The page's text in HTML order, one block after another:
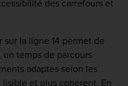
des carrefours et
sur la ligne 14 permet de
temps de parcours
adaptés selon les
et plus cohérent. En